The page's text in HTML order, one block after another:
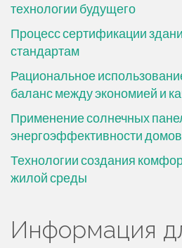
технологии будущего
Процесс сертификации
стандартам
Рациональное
баланс между экономией и
Применение солнечных
энергоэффективности домов
Технологии создания
жилой среды
Информация